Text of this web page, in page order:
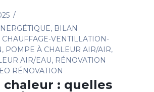
, BILAN
CHAUFFAGE-VENTILLATION-
, POMPE À CHALEUR AIR/AIR,
AIR/EAU, RÉNOVATION
RÉNOVATION
chaleur : quelles